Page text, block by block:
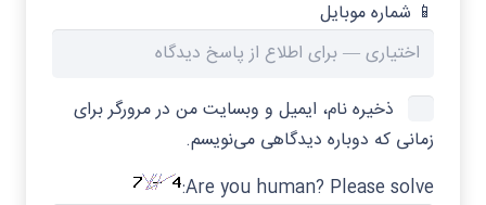
📱 شماره موبایل
ذخیره نام، ایمیل و وبسایت من در مرورگر برای
زمانی که دوباره دیدگاهی می‌نویسم.
Are you human? Please solve: